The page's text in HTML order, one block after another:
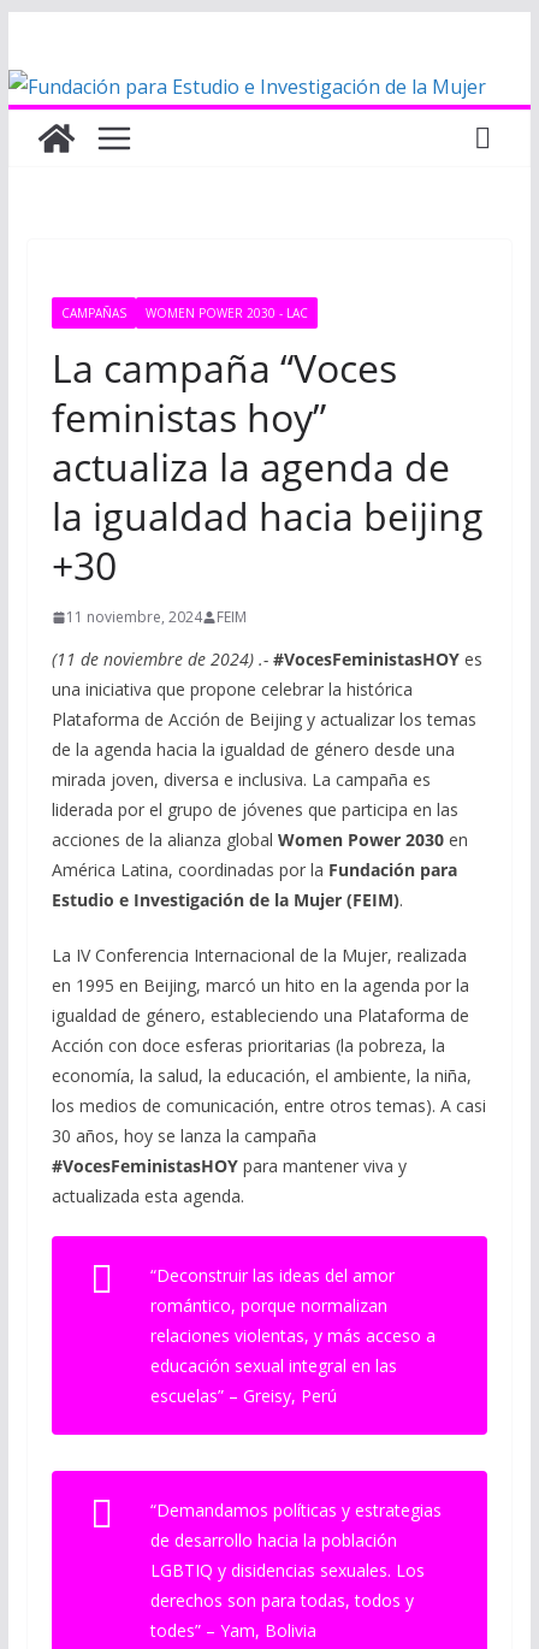
contenido
CAMPAÑAS WOMEN POWER 2030 - LAC
La campaña “Voces
feministas hoy”
actualiza la agenda de
la igualdad hacia beijing
+30
11 noviembre, 2024 FEIM
(11 de noviembre de 2024) .- #VocesFeministasHOY es
una iniciativa que propone celebrar la histórica
Plataforma de Acción de Beijing y actualizar los temas
de la agenda hacia la igualdad de género desde una
mirada joven, diversa e inclusiva. La campaña es
liderada por el grupo de jóvenes que participa en las
acciones de la alianza global Women Power 2030 en
América Latina, coordinadas por la Fundación para
Estudio e Investigación de la Mujer (FEIM).
La IV Conferencia Internacional de la Mujer, realizada
en 1995 en Beijing, marcó un hito en la agenda por la
igualdad de género, estableciendo una Plataforma de
Acción con doce esferas prioritarias (la pobreza, la
economía, la salud, la educación, el ambiente, la niña,
los medios de comunicación, entre otros temas). A casi
30 años, hoy se lanza la campaña
#VocesFeministasHOYpara mantener viva y
actualizada esta agenda.
“Deconstruir las ideas del amor
romántico, porque normalizan
relaciones violentas, y más acceso a
educación sexual integral en las
escuelas”– Greisy, Perú
“Demandamos políticas y estrategias
de desarrollo hacia la población
LGBTIQ y disidencias sexuales. Los
derechos son para todas, todos y
todes” – Yam, Bolivia